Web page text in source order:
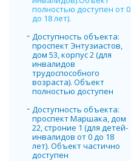
полностью доступен от 0
до 18 лет).
Доступность объекта:
проспект Энтузиастов,
дом 53, корпус 2 (для
инвалидов
трудоспособного
возраста). Объект
полностью доступен
Доступность объекта:
проспект Маршака, дом
22, строние 1 (для детей-
инвалидов от 0 до 18
лет). Объект частично
доступен